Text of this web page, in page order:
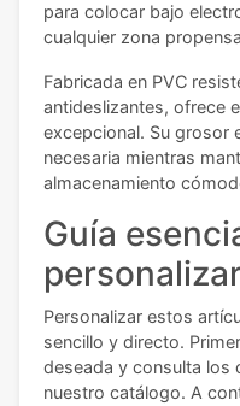
para colocar bajo
cualquier zona
Fabricada en PVC
antideslizantes, ofrece
excepcional. Su grosor
necesaria mientras
almacenamiento
Guía
Personalizar estos
sencillo y directo.
deseada y consulta los
nuestro catálogo. A